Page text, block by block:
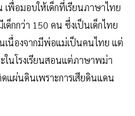
เพื่อมอบให้เด็กที่เรียนภาษาไทย
ด็กกว่า 150 คน ซึ่งเป็นเด็กไทย
นื่องจากมีพ่อแม่เป็นคนไทย แต่
ในโรงเรียนสอนแต่ภาษาพม่า
แผ่นดินเพราะการเสียดินแดน